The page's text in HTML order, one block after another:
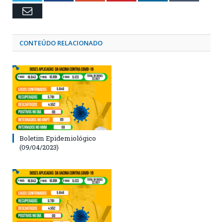
Email
CONTEÚDO RELACIONADO
Boletim Epidemiológico
(09/04/2023)